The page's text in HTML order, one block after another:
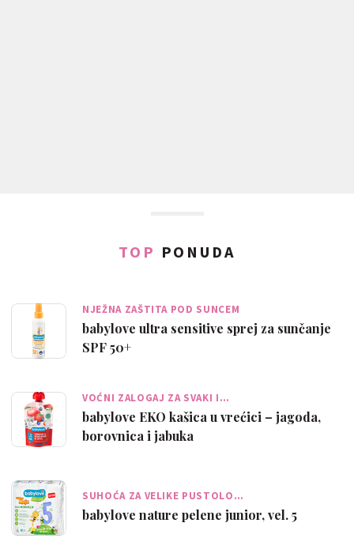
TOP PONUDA
NJEŽNA ZAŠTITA POD SUNCEM
babylove ultra sensitive sprej za sunčanje
SPF 50+
VOĆNI ZALOGAJ ZA SVAKI I…
babylove EKO kašica u vrećici – jagoda,
borovnica i jabuka
SUHOĆA ZA VELIKE PUSTOLO…
babylove nature pelene junior, vel. 5